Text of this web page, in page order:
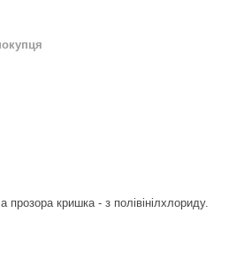
кришка - з полівінілхлориду.